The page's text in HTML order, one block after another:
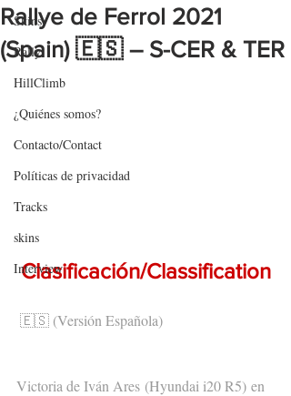
Skins
Rally
HillClimb
¿Quiénes somos?
Contacto/Contact
Políticas de privacidad
Tracks
skins
Interview
Rallye de Ferrol 2021
(Spain) 🇪🇸 – S-CER & TER
Clasificación/Classification
🇪🇸 (Versión Española)
Victoria de Iván Ares (Hyundai i20 R5) en